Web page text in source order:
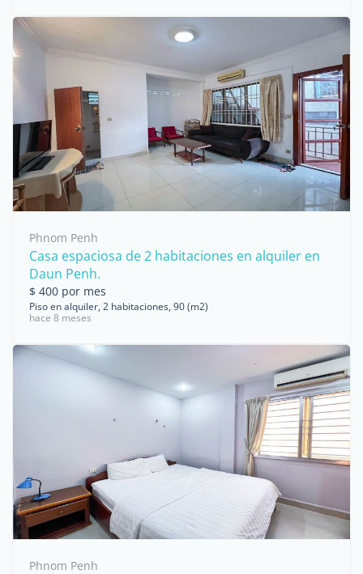
Phnom Penh
Casa espaciosa de 2 habitaciones en alquiler en
Daun Penh.
$ 400 por mes
Piso en alquiler, 2 habitaciones, 90 (m2)
hace 8 meses
Phnom Penh